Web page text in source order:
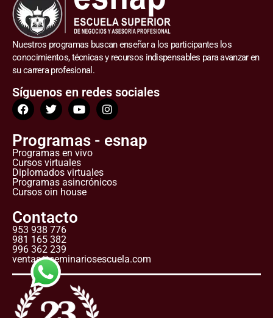
Nuestros programas buscan enseñar a los participantes los
conocimientos, técnicas y recursos indispensables para avanzar en
su carrera profesional.
Síguenos en redes sociales
Programas - esnap
Programas en vivo
Cursos virtuales
Diplomados virtuales
Programas asincrónicos
Cursos oin house
Contacto
953 938 776
981 165 382
996 362 239
ventas@seminariosescuela.com